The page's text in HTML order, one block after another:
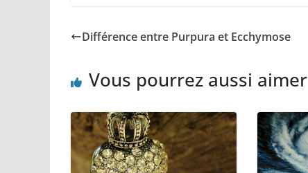
Différence entre Purpura et Ecchymose
Vous pourrez aussi aimer